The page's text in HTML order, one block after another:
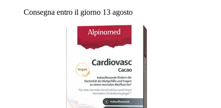
Consegna entro il giorno 13 agosto